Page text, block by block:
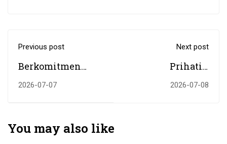
Previous post
Berkomitmen
Tingkatkan
Lakukan
Benchmarking di
2026-07-07
Next post
Prihatin
Tingginya
2026-07-08
You may also like